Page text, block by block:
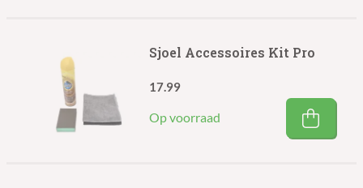
Sjoel Accessoires Kit Pro
Op voorraad
17.99